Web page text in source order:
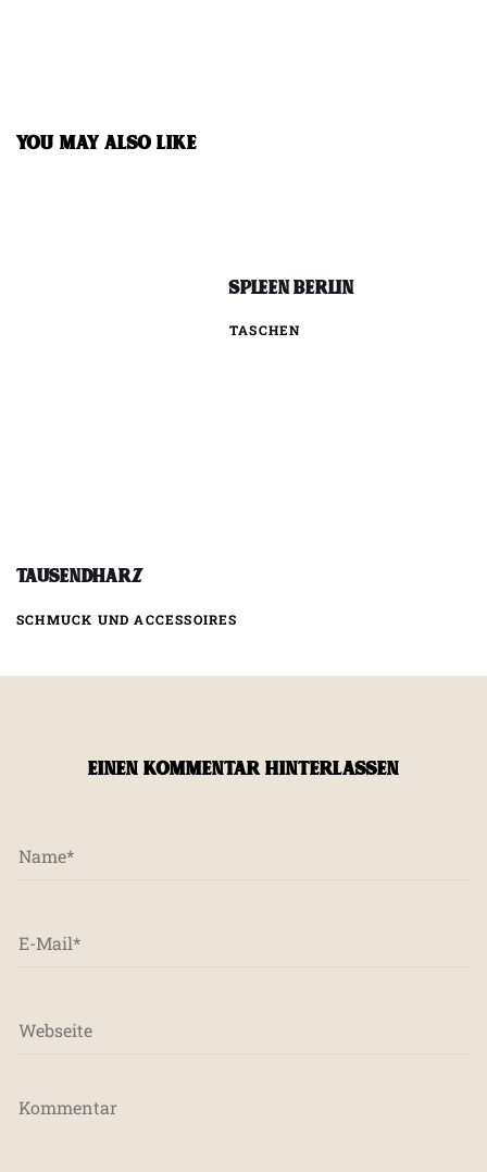
YOU MAY ALSO LIKE
Spleen Berlin
TASCHEN
Tausendharz
SCHMUCK UND ACCESSOIRES
EINEN KOMMENTAR HINTERLASSEN